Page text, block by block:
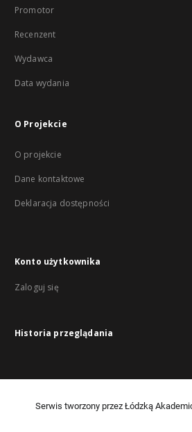
Promotor
Recenzent
Wydawca
Data wydania
O Projekcie
O projekcie
Dane kontaktowe
Deklaracja dostępności
Konto użytkownika
Zaloguj się
Historia przeglądania
Serwis tworzony przez Łódzką